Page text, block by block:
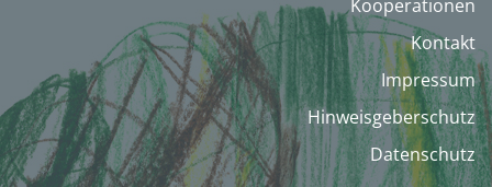
Kooperationen
Kontakt
Impressum
Hinweisgeberschutz
Datenschutz